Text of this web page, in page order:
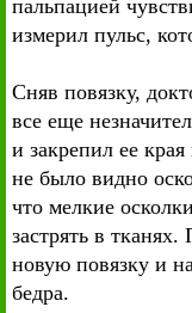
пальпацией
измерил пульс,
Сняв повязку,
все еще
и закрепил ее
не было видно
что мелкие
застрять в
новую повязку и
бедра.